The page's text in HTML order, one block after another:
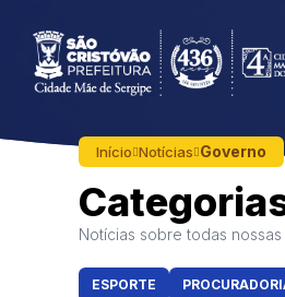
Início Notícias Governo
Notícias sobre todas
ESPORTE